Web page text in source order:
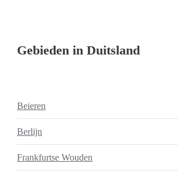
Gebieden in Duitsland
Beieren
Berlijn
Frankfurtse Wouden